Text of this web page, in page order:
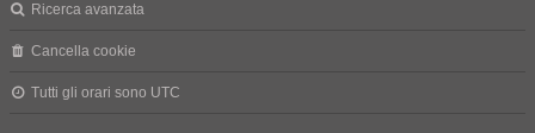
Ricerca avanzata
Cancella cookie
Tutti gli orari sono UTC